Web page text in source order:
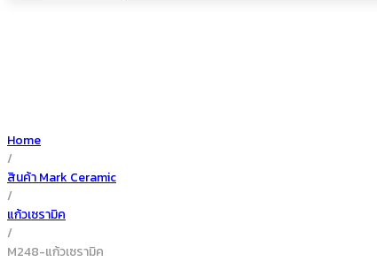
เซรามิค
Home
/
สินค้า Mark Ceramic
/
แก้วเซรามิค
/
M248-แก้วเซรามิค